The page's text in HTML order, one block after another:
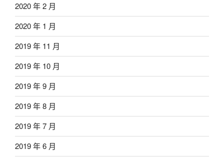
2020 年 2 月
2020 年 1 月
2019 年 11 月
2019 年 10 月
2019 年 9 月
2019 年 8 月
2019 年 7 月
2019 年 6 月